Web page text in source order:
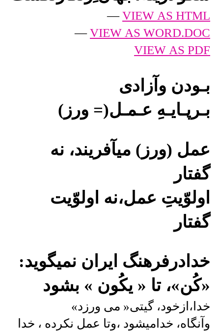
VIEW AS HTML
—
VIEW AS WORD.DOC
—
VIEW AS PDF
بـودن وآزادی
بـرپـایـهِ عـمـل(= ورز)
عمل (ورز) میآفریند، نه
گفتار
اولوّیتِ عمل،نه اولوّیت
گفتار
خدادرفرهنگ ایران نمیگوید:
«کُن»، تا « یکُون » بشود
خدا،ازخود، گیتی« می ورزد»
وآنگاه، خدامیشود ،وتا عمل نکرده ، خدا